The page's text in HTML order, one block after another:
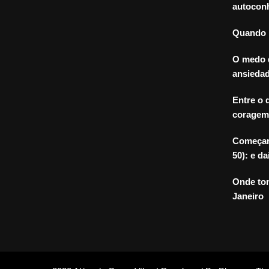
Quando
O medo
Entre o
50): e
Onde
Janeiro